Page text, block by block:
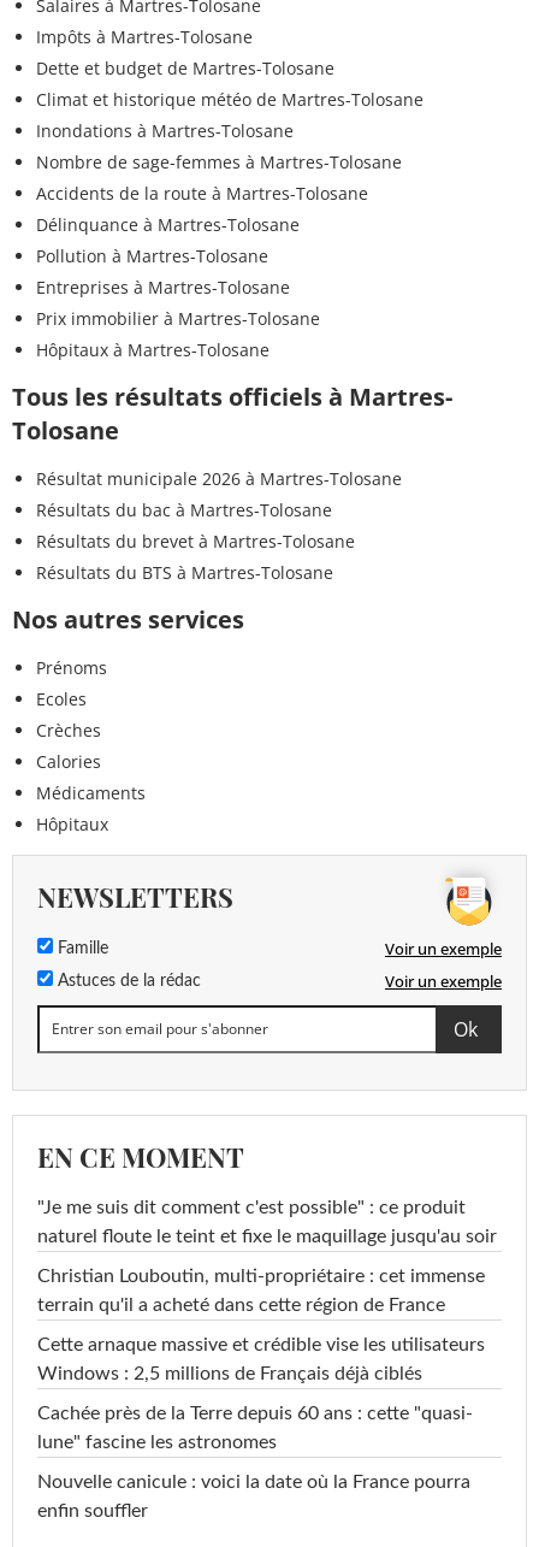
Salaires à Martres-Tolosane
Impôts à Martres-Tolosane
Dette et budget de Martres-Tolosane
Climat et historique météo de Martres-Tolosane
Inondations à Martres-Tolosane
Nombre de sage-femmes à Martres-Tolosane
Accidents de la route à Martres-Tolosane
Délinquance à Martres-Tolosane
Pollution à Martres-Tolosane
Entreprises à Martres-Tolosane
Prix immobilier à Martres-Tolosane
Hôpitaux à Martres-Tolosane
Tous les résultats officiels à Martres-
Tolosane
Résultat municipale 2026 à Martres-Tolosane
Résultats du bac à Martres-Tolosane
Résultats du brevet à Martres-Tolosane
Résultats du BTS à Martres-Tolosane
Nos autres services
Prénoms
Ecoles
Crèches
Calories
Médicaments
Hôpitaux
NEWSLETTERS
Famille Voir un exemple
Astuces de la rédac Voir un exemple
EN CE MOMENT
"Je me suis dit comment c'est possible" : ce produit
naturel floute le teint et fixe le maquillage jusqu'au soir
Christian Louboutin, multi-propriétaire : cet immense
terrain qu'il a acheté dans cette région de France
Cette arnaque massive et crédible vise les utilisateurs
Windows : 2,5 millions de Français déjà ciblés
Cachée près de la Terre depuis 60 ans : cette "quasi-
lune" fascine les astronomes
Nouvelle canicule : voici la date où la France pourra
enfin souffler